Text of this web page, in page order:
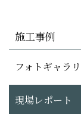
施工事例
フォトギャラ
現場レポート